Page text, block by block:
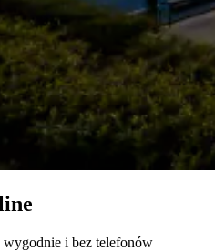
i bez telefonów